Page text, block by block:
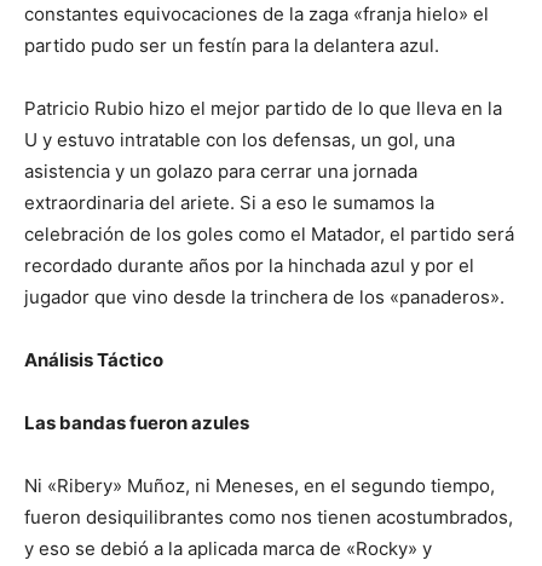
constantes equivocaciones de la zaga «franja hielo» el
partido pudo ser un festín para la delantera azul.
Patricio Rubio hizo el mejor partido de lo que lleva en la
U y estuvo intratable con los defensas, un gol, una
asistencia y un golazo para cerrar una jornada
extraordinaria del ariete. Si a eso le sumamos la
celebración de los goles como el Matador, el partido será
recordado durante años por la hinchada azul y por el
jugador que vino desde la trinchera de los «panaderos».
Análisis Táctico
Las bandas fueron azules
Ni «Ribery» Muñoz, ni Meneses, en el segundo tiempo,
fueron desiquilibrantes como nos tienen acostumbrados,
y eso se debió a la aplicada marca de «Rocky» y